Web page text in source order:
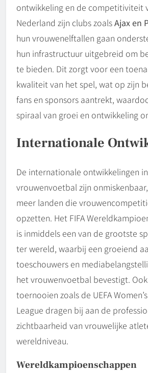
ontwikkeling en de competitiviteit
Nederland zijn clubs zoalsAjax en
hun vrouwenelftallen gaan
hun infrastructuur uitgebreid om
te bieden. Dit zorgt voor een
kwaliteit van het spel, wat op zijn
fans en sponsors aantrekt,
spiraal van groei en ontwikkeling
Internationale
De internationale ontwikkelingen
vrouwenvoetbal zijn
meer landen die
opzetten. Het FIFA
is inmiddels een van de grootste
ter wereld, waarbij een groeiend
toeschouwers en
het vrouwenvoetbal bevestigt.
toernooien zoals de UEFA
League dragen bij aan de
zichtbaarheid van vrouwelijke
wereldniveau.
Wereldkampioenschappen